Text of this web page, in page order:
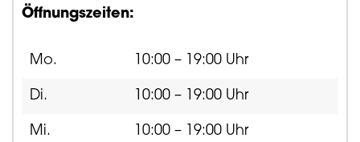
Öffnungszeiten:
Mo. 10:00 – 19:00 Uhr
Di. 10:00 – 19:00 Uhr
Mi. 10:00 – 19:00 Uhr